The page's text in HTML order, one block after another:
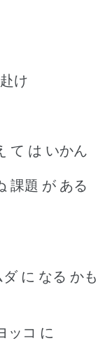
け
て は いかん
課題 が ある
に なる かも
ッコ に